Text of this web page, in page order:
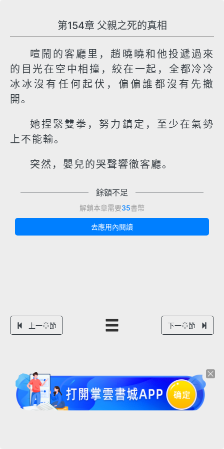
第154章 父親之死的真相
喧鬧的客廳里，趙曉曉和他投遞過來
的目光在空中相撞，絞在一起，全都冷冷
冰冰沒有任何起伏，偏偏誰都沒有先撤
開。
她捏緊雙拳，努力鎮定，至少在氣勢
上不能輸。
突然，嬰兒的哭聲響徹客廳。
餘額不足
解鎖本章需要35書幣
去應用內閱讀
上一章節 下一章節